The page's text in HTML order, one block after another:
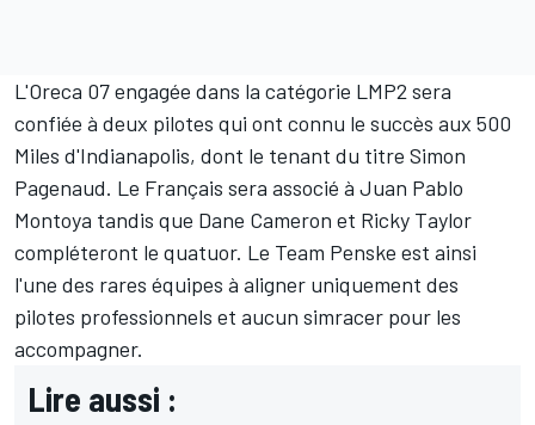
L'Oreca 07 engagée dans la catégorie LMP2 sera
confiée à deux pilotes qui ont connu le succès aux 500
Miles d'Indianapolis, dont le tenant du titre Simon
Pagenaud. Le Français sera associé à Juan Pablo
Montoya tandis que Dane Cameron et Ricky Taylor
compléteront le quatuor. Le Team Penske est ainsi
l'une des rares équipes à aligner uniquement des
pilotes professionnels et aucun simracer pour les
accompagner.
Lire aussi :